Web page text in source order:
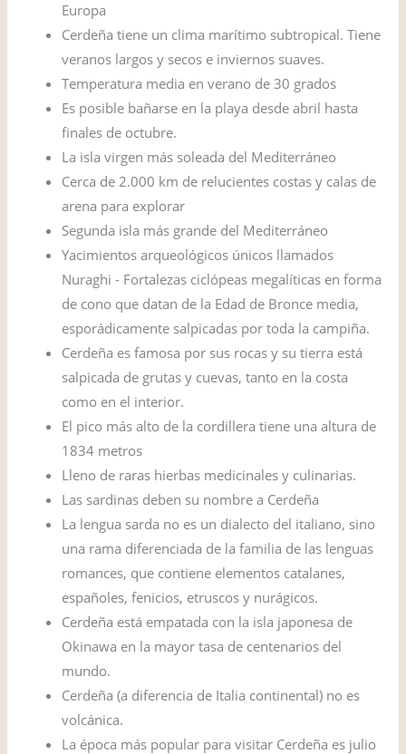
Europa
Cerdeña tiene un clima marítimo subtropical. Tiene
veranos largos y secos e inviernos suaves.
Temperatura media en verano de 30 grados
Es posible bañarse en la playa desde abril hasta
finales de octubre.
La isla virgen más soleada del Mediterráneo
Cerca de 2.000 km de relucientes costas y calas de
arena para explorar
Segunda isla más grande del Mediterráneo
Yacimientos arqueológicos únicos llamados
Nuraghi - Fortalezas ciclópeas megalíticas en forma
de cono que datan de la Edad de Bronce media,
esporádicamente salpicadas por toda la campiña.
Cerdeña es famosa por sus rocas y su tierra está
salpicada de grutas y cuevas, tanto en la costa
como en el interior.
El pico más alto de la cordillera tiene una altura de
1834 metros
Lleno de raras hierbas medicinales y culinarias.
Las sardinas deben su nombre a Cerdeña
La lengua sarda no es un dialecto del italiano, sino
una rama diferenciada de la familia de las lenguas
romances, que contiene elementos catalanes,
españoles, fenicios, etruscos y nurágicos.
Cerdeña está empatada con la isla japonesa de
Okinawa en la mayor tasa de centenarios del
mundo.
Cerdeña (a diferencia de Italia continental) no es
volcánica.
La época más popular para visitar Cerdeña es julio